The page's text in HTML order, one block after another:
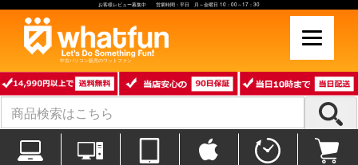
お客様レビュー募集中 営業時間：平日 月～金曜日 10：00～17：30
中古パソコン販売のワットファン